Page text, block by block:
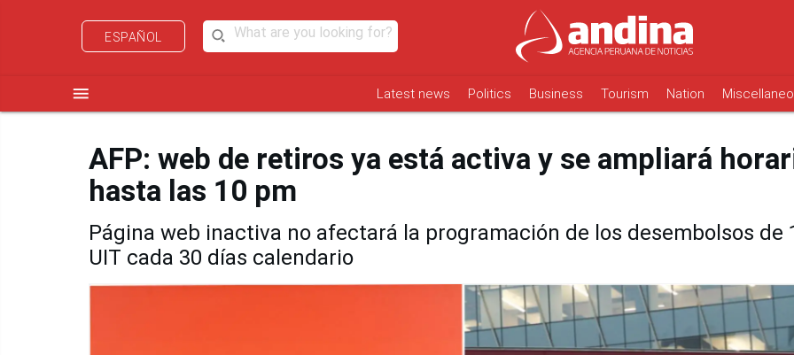
ESPAÑOL
menu Latest news Politics Business Tourism Nation
AFP: web de retiros ya está activa y se ampliará
hasta las 10 pm
Página web inactiva no afectará la programación de los desembolsos de
UIT cada 30 días calendario